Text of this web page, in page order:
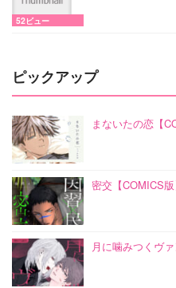
52ビュー
ピックアップ
まないたの恋【
密交【COMICS版
月に噛みつくヴ